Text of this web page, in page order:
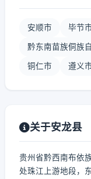
安顺市 毕节
黔东南苗族侗族
铜仁市 遵义
关于安龙县
贵州省黔西南布依
处珠江上游地段，